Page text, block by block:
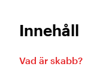
Innehåll
Vad är skabb?